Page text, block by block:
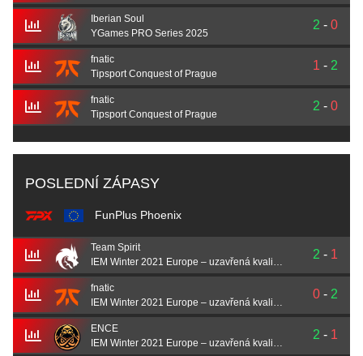
Iberian Soul
YGames PRO Series 2025
2 - 0
fnatic
Tipsport Conquest of Prague
1 - 2
fnatic
Tipsport Conquest of Prague
2 - 0
POSLEDNÍ ZÁPASY
FunPlus Phoenix
Team Spirit
IEM Winter 2021 Europe – uzavřená kvalifikace
2 - 1
fnatic
IEM Winter 2021 Europe – uzavřená kvalifikace
0 - 2
ENCE
IEM Winter 2021 Europe – uzavřená kvalifikace
2 - 1